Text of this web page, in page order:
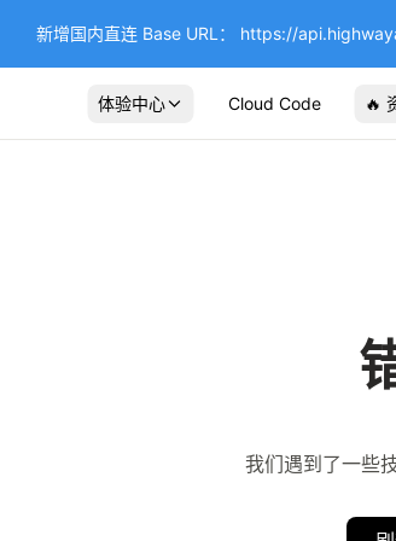
新增国内直连 Base URL： https://
体验中心 Cloud Code 🔥
我们遇到了一些